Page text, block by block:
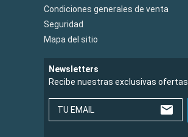
Condiciones generales de venta
Seguridad
Mapa del sitio
Newsletters
Recibe nuestras exclusivas ofertas
TU EMAIL